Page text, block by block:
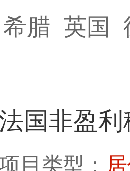
希腊 英国
法国非盈利
目类型：